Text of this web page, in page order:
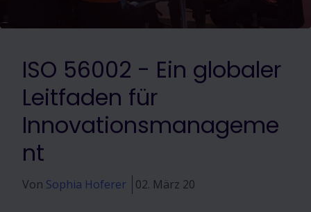
ISO 56002 - Ein globaler
Leitfaden für
Innovationsmanageme
nt
Von Sophia Hoferer 02. März 20